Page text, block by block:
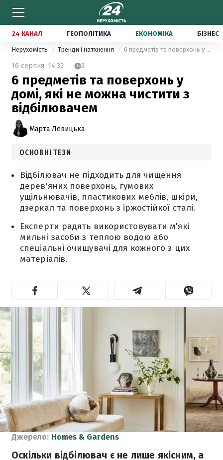
24 КАНАЛ ГЕОПОЛІТИКА ЕКОНОМІКА БІЗНЕС
Нерухомість Тренди і натхнення 6 предметів та поверхонь у домі, які не можна чистити з відбілювачем
16 серпня, 14:32 3
6 предметів та поверхонь у
домі, які не можна чистити з
відбілювачем
Марта Левицька
ОСНОВНІ ТЕЗИ
Відбілювач не підходить для чищення
дерев'яних поверхонь, гумових
ущільнювачів, пластикових меблів, шкіри,
дзеркал та поверхонь з іржостійкої сталі.
Експерти радять використовувати м'які
мильні засоби з теплою водою або
спеціальні очищувачі для кожного з цих
матеріалів.
Джерело: Homes & Gardens
Оскільки відбілювач є не лише якісним, а